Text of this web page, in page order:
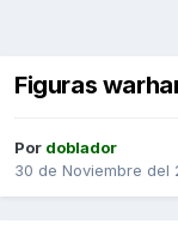
Figuras
Por doblador
30 de Noviembre del